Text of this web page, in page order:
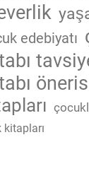
edebiyatı